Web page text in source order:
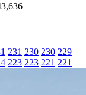
231 230 230 229
223 223 221 221